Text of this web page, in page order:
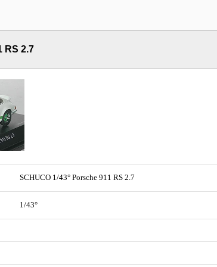
RS 2.7
SCHUCO 1/43° Porsche 911 RS 2.7
1/43°